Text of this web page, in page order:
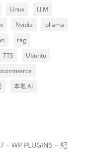
Linux
LLM
Nvidia
ollama
rag
TTS
Ubuntu
本地 AI
– WP PLUGINS – 紀